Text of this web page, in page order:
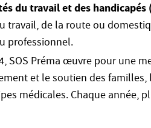
du travail et des handicapés
travail, de la route ou
professionnel.
SOS Préma œuvre pour une
et le soutien des
médicales. Chaque année,